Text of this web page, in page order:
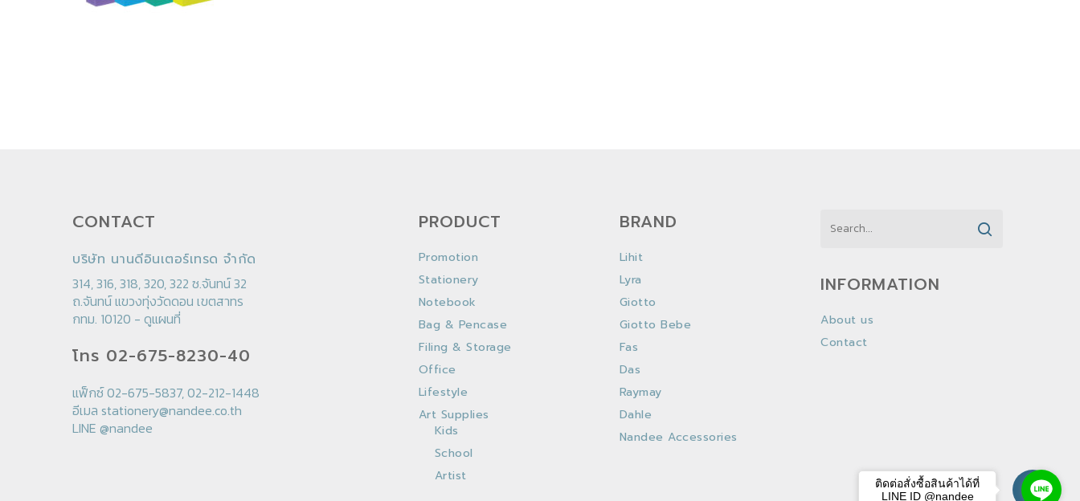
CONTACT
บริษัท นานดีอินเตอร์เทรด จำกัด
314, 316, 318, 320, 322 ซ.จันทน์ 32
ถ.จันทน์ แขวงทุ่งวัดดอน เขตสาทร
กทม. 10120 - ดูแผนที่
โทร 02-675-8230-40
แฟ็กซ์ 02-675-5837, 02-212-1448
อีเมล stationery@nandee.co.th
LINE @nandee
PRODUCT
Promotion
Stationery
Notebook
Bag & Pencase
Filing & Storage
Office
Lifestyle
Art Supplies
Kids
School
Artist
BRAND
Lihit
Lyra
Giotto
Giotto Bebe
Fas
Das
Raymay
Dahle
Nandee Accessories
INFORMATION
About us
Contact
ติดต่อสั่งซื้อสินค้าได้ที่
LINE ID @nandee